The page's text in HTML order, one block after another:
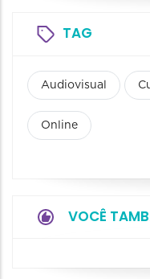
TAG
Audiovisual
Online
VOCÊ